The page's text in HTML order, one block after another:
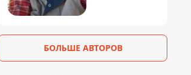
БОЛЬШЕ АВТОРОВ